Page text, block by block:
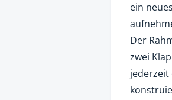
ein
Der
zwei